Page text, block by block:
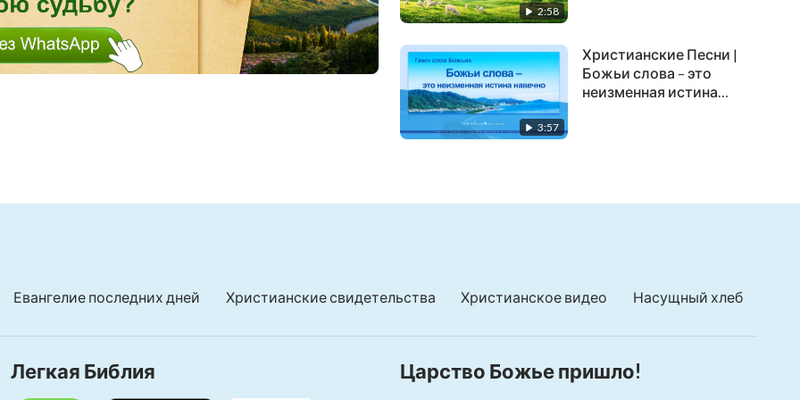
2:58
3:57
Христианские Песни |
Божьи слова – это
неизменная истина
Евангелие последних дней Христианские свидетельства Христианское видео Насущный хлеб
Легкая Библия Царство Божье пришло!